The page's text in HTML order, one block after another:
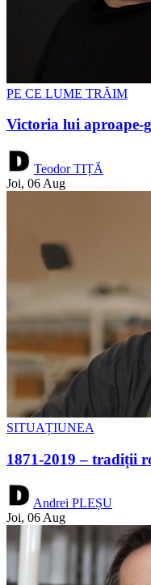
PE CE LUME TRĂIM
Victoria lui aproape-
Teodor TIȚĂ
Joi, 06 Aug
SITUAȚIUNEA
1871-2019 – tradiții
Andrei PLEȘU
Joi, 06 Aug